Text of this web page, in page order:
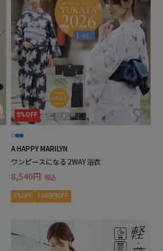
5%OFF
A HAPPY MARILYN
ワンピースになる 2WAY 浴衣
8,540円 税込
5%OFF 1500円OFF